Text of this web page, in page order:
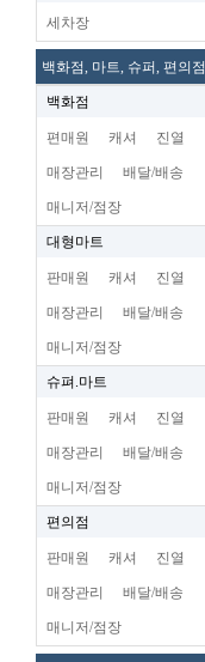
세차장
백화점, 마트, 슈퍼, 편의점
백화점
편매원 캐셔 진열
매장관리 배달/배송
매니저/점장
대형마트
판매원 캐셔 진열
매장관리 배달/배송
매니저/점장
슈펴.마트
판매원 캐셔 진열
매장관리 배달/배송
매니저/점장
편의점
판매원 캐셔 진열
매장관리 배달/배송
매니저/점장